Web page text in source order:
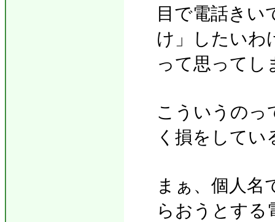
目で電話きい
け」したいわ
って思ってし
こういうのっ
く損をして
まぁ、個人名
らおうとする